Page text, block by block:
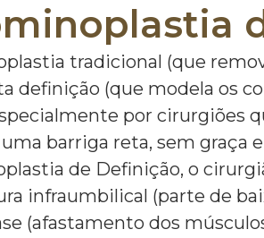
tradicional (que
definição (que modela os
por cirurgiões
barriga reta, sem graça e
de Definição, o
infraumbilical (parte de
(afastamento dos